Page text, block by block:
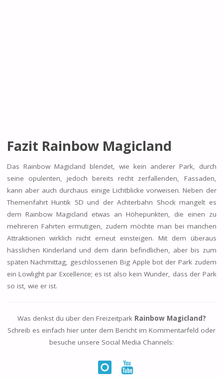
Fazit Rainbow Magicland
Das Rainbow Magicland blendet, wie kein anderer Park, durch
seine opulenten, jedoch bereits recht zerfallenden, Fassaden,
kann aber auch durchaus einige Lichtblicke vorweisen. Neben der
Themenfahrt Huntik 5D und der Achterbahn Shock mangelt es
dem Rainbow Magicland etwas an Höhepunkten, die einen zu
mehreren Fahrten ermutigen, zudem möchte man bei manchen
Attraktionen wirklich nicht erneut einsteigen. Mit dem überaus
hässlichen Kinderland und dem darin befindlichen, aber bis zum
späten Nachmittag, geschlossenen Big Apple bot der Park zudem
ein Lowlight par Excellence; es ist also kein Wunder, dass der Park
so ist, wie er ist.
Was denkst du über den Freizeitpark Rainbow Magicland?
Schreib es einfach hier unter dem Bericht im Kommentarfeld oder
besuche unsere Social Media Channels: